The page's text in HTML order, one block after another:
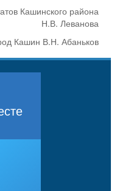
Кашинского района
Н.В. Леванова
Кашин В.Н. Абаньков